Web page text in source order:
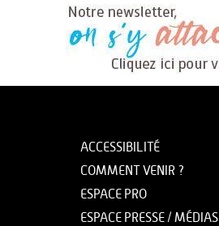
ACCESSIBILITÉ
COMMENT VENIR ?
ESPACE PRO
ESPACE PRESSE / MÉDIAS